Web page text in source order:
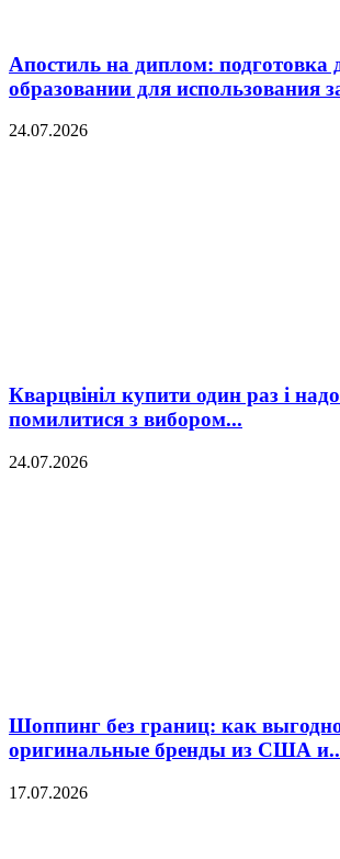
Апостиль на диплом: подготовка
образовании для использования
24.07.2026
Кварцвініл купити один раз і
помилитися з вибором...
24.07.2026
Шоппинг без границ: как
оригинальные бренды из США
17.07.2026